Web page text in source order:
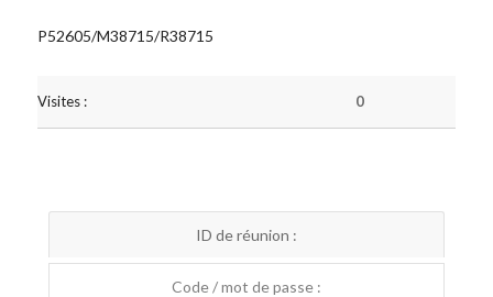
P52605/M38715/R38715
Visites : 0
ID de réunion :
Code / mot de passe :